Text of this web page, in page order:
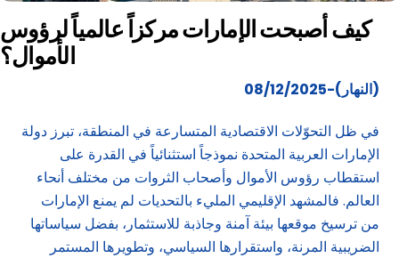
كيف أصبحت الإمارات مركزاً عالمياً لرؤوس
الأموال؟
(النهار)-08/12/2025
في ظل التحوّلات الاقتصادية المتسارعة في المنطقة، تبرز دولة
الإمارات العربية المتحدة نموذجاً استثنائياً في القدرة على
استقطاب رؤوس الأموال وأصحاب الثروات من مختلف أنحاء
العالم. فالمشهد الإقليمي المليء بالتحديات لم يمنع الإمارات
من ترسيخ موقعها بيئة آمنة وجاذبة للاستثمار، بفضل سياساتها
الضريبية المرنة، واستقرارها السياسي، وتطويرها المستمر